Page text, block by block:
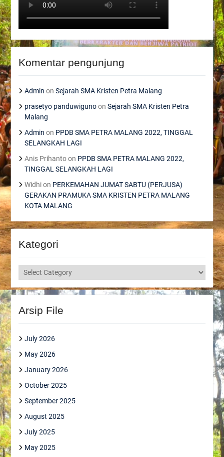
Komentar pengunjung
Admin on Sejarah SMA Kristen Petra Malang
prasetyo panduwigunoon Sejarah SMA Kristen Petra
Malang
Admin on PPDB SMA PETRA MALANG 2022, TINGGAL
SELANGKAH LAGI
Anis Prihantoon PPDB SMA PETRA MALANG 2022,
TINGGAL SELANGKAH LAGI
Widhion PERKEMAHAN JUMAT SABTU (PERJUSA)
GERAKAN PRAMUKA SMA KRISTEN PETRA MALANG
KOTA MALANG
Kategori
Kategori
Arsip File
July 2026
May 2026
January 2026
October 2025
September 2025
August 2025
July 2025
May 2025